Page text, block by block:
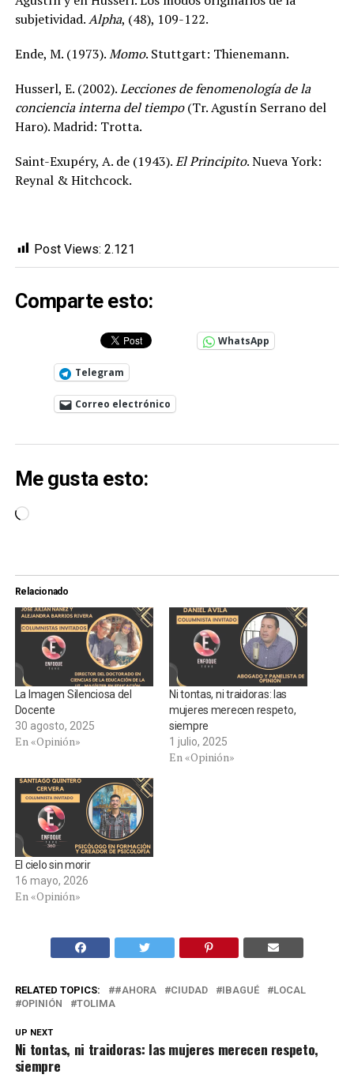
subjetividad.Alpha, (48), 109-122.
Ende, M. (1973).Momo. Stuttgart: Thienemann.
Husserl, E. (2002).Lecciones de fenomenología de la
conciencia interna del tiempo(Tr. Agustín Serrano del
Haro). Madrid: Trotta.
Saint-Exupéry, A. de (1943).El Principito. Nueva York:
Reynal & Hitchcock.
Post Views: 2.121
Comparte esto:
WhatsApp
Telegram
Correo electrónico
Me gusta esto:
Cargando...
Relacionado
La Imagen Silenciosa del
Docente
30 agosto, 2025
En «Opinión»
Ni tontas, ni traidoras: las
mujeres merecen respeto,
siempre
1 julio, 2025
En «Opinión»
El cielo sin morir
16 mayo, 2026
En «Opinión»
RELATED TOPICS: #AHORA CIUDAD IBAGUÉ
LOCAL
OPINIÓN
TOLIMA
UP NEXT
Ni tontas, ni traidoras: las mujeres merecen respeto,
siempre